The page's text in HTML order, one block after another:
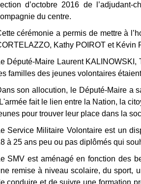
d’octobre 2016 de
du centre.
cérémonie a permis de mettre à
Kathy POIROT et Kévin
Député-Maire Laurent
familles des jeunes volontaires
son allocution, le Député-Maire a
fait le lien entre la Nation, la
pour trouver leur place dans la
Service Militaire Volontaire est un
à 25 ans peu ou pas diplômés qui
SMV est aménagé en fonction des
remise à niveau scolaire, du sport,